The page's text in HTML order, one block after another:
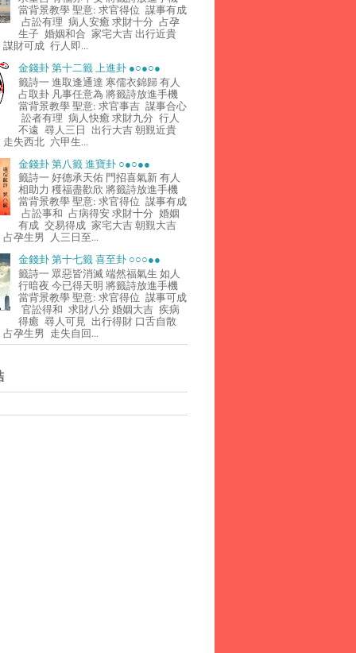
當背景教學 聖意: 求官得位 謀事有成
占訟有理 病人安癒 求財十分 占孕
生子 婚姻和合 家宅大吉 出行近貴
財可成 行人即...
金錢卦 第十二籤 上進卦 ●○●○●
籤詩一 進取逢通達 寒儒衣錦歸 有人
占取卦 凡事任意為 將籤詩放進手機
當背景教學 聖意: 求官事吉 謀事合心
訟者有理 病人快癒 求財九分 行人
不遠 尋人三日 出行大吉 朝覲近貴
失西北 六甲生...
金錢卦 第八籤 進寶卦 ○●○●●
籤詩一 好德承天佑 門招喜氣新 有人
相助力 穫福盡歡欣 將籤詩放進手機
當背景教學 聖意: 求官得位 謀事有成
占訟事和 占病得安 求財十分 婚姻
有成 交易得成 家宅大吉 朝覲大吉
孕生男 人三日至...
金錢卦 第十七籤 喜至卦 ○○○●●
籤詩一 眾惡皆消滅 端然福氣生 如人
行暗夜 今已得天明 將籤詩放進手機
當背景教學 聖意: 求官得位 謀事可成
官訟得和 求財八分 婚姻大吉 疾病
得癒 尋人可見 出行得財 口舌自散
孕生男 走失自回...